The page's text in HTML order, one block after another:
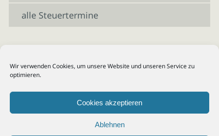
Wir verwenden Cookies, um unsere Website und unseren Service zu
optimieren.
Cookies akzeptieren
Ablehnen
alle Steuertermine